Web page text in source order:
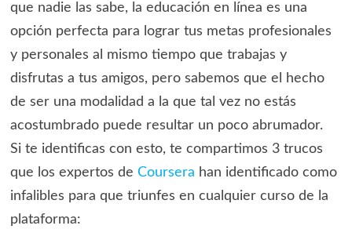
que nadie las sabe, la educación en línea es una
opción perfecta para lograr tus metas profesionales
y personales al mismo tiempo que trabajas y
disfrutas a tus amigos, pero sabemos que el hecho
de ser una modalidad a la que tal vez no estás
acostumbrado puede resultar un poco abrumador.
Si te identificas con esto, te compartimos 3 trucos
que los expertos de Coursera han identificado como
infalibles para que triunfes en cualquier curso de la
plataforma: